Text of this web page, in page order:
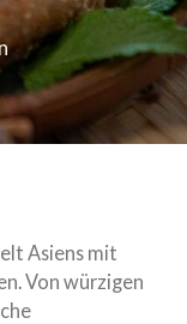
Asiens mit
Von würzigen